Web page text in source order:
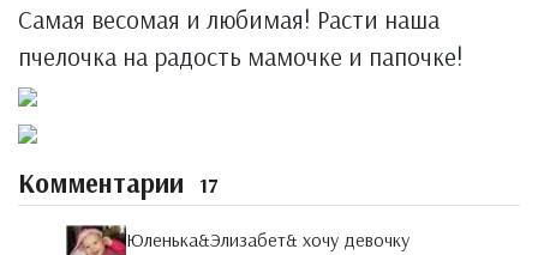
Самая весомая и любимая! Расти наша
пчелочка на радость мамочке и папочке!
Комментарии 17
Юленька&Элизабет& хочу девочку